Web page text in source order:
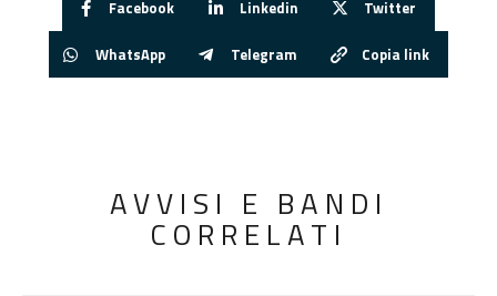
Facebook Linkedin Twitter
WhatsApp Telegram Copia link
AVVISI E BANDI
CORRELATI